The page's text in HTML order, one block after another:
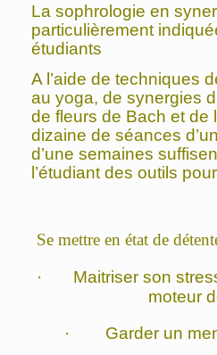
La sophrologie en
particulièrement
étudiants
A l’aide de techniques
au yoga, de synergies
de fleurs de Bach et de
dizaine de séances
d’une semaines
l’étudiant des outils
Se mettre en état de
· Maitriser son stress
moteur
· Garder un